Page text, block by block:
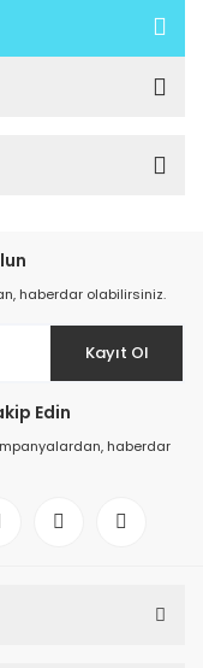
haberdar olabilirsiniz.
Kayıt Ol
Edin
haberdar